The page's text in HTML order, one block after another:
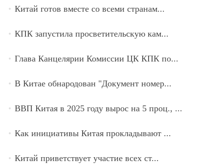
Китай готов вместе со всеми странам...
КПК запустила просветительскую кам...
Глава Канцелярии Комиссии ЦК КПК по...
В Китае обнародован "Документ номер...
ВВП Китая в 2025 году вырос на 5 проц., ...
Как инициативы Китая прокладывают ...
Китай приветствует участие всех ст...